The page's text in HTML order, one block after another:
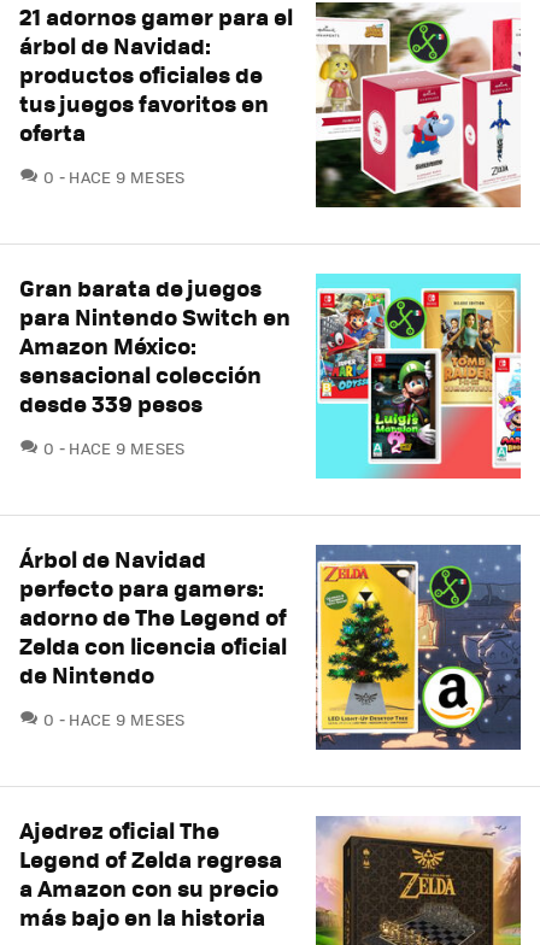
21 adornos gamer para el
árbol de Navidad:
productos oficiales de
tus juegos favoritos en
oferta
0 COMENTARIOS
HACE 9 MESES
Gran barata de juegos
para Nintendo Switch en
Amazon México:
sensacional colección
desde 339 pesos
0 COMENTARIOS
HACE 9 MESES
Árbol de Navidad
perfecto para gamers:
adorno de The Legend of
Zelda con licencia oficial
de Nintendo
0 COMENTARIOS
HACE 9 MESES
Ajedrez oficial The
Legend of Zelda regresa
a Amazon con su precio
más bajo en la historia